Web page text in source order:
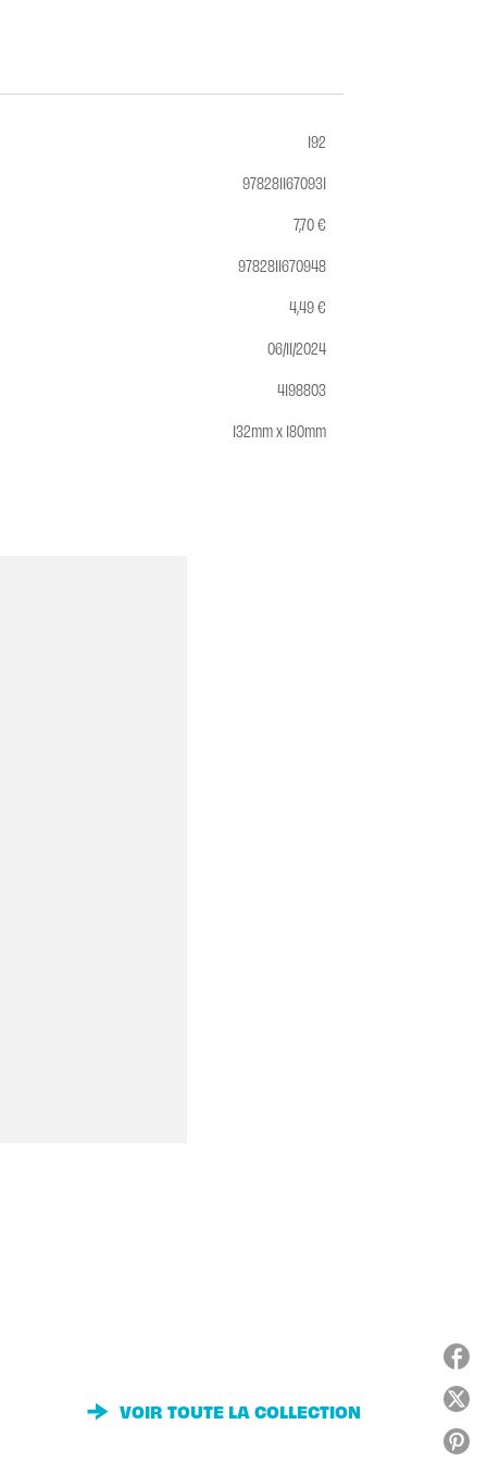
192
9782811670931
7,70 €
9782811670948
4,49 €
06/11/2024
4198803
132mm x 180mm
VOIR TOUTE LA COLLECTION